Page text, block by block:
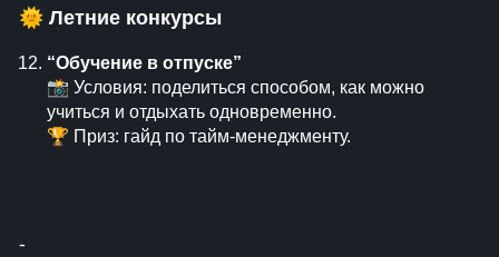
🌞 Летние конкурсы
“Обучение в отпуске”
📸 Условия: поделиться способом, как можно
учиться и отдыхать одновременно.
🏆 Приз: гайд по тайм-менеджменту.
⁃